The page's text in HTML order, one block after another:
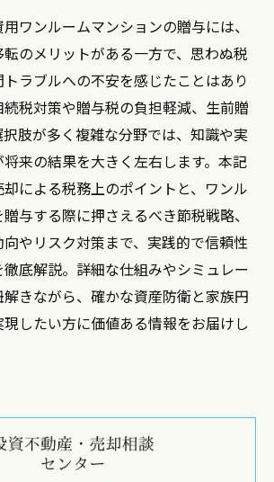
ワンルームマンションの贈与には、
のメリットがある一方で、思わぬ税
ラブルへの不安を感じたことはあり
税対策や贈与税の負担軽減、生前贈
肢が多く複雑な分野では、知識や実
来の結果を大きく左右します。本記
による税務上のポイントと、ワンル
与する際に押さえるべき節税戦略、
やリスク対策まで、実践的で信頼性
底解説。詳細な仕組みやシミュレー
きながら、確かな資産防衛と家族円
したい方に価値ある情報をお届けし